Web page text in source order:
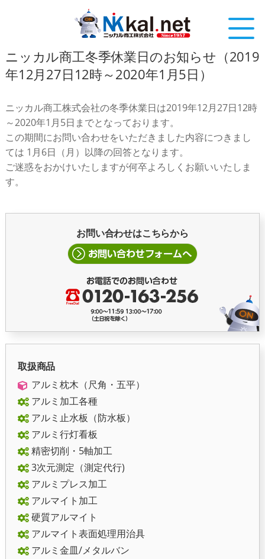
ニッカル商工冬季休業日のお知らせ（2019
年12月27日12時～2020年1月5日）
ニッカル商工株式会社の冬季休業日は2019年12月27日12時
～2020年1月5日までとなっております。
この期間にお問い合わせをいただきました内容につきまし
ては 1月6日（月）以降の回答となります。
ご迷惑をおかけいたしますが何卒よろしくお願いいたしま
す。
お問い合わせはこちらから
取扱商品
アルミ枕木（尺角・五平）
アルミ加工各種
アルミ止水板（防水板）
アルミ行灯看板
精密切削・5軸加工
3次元測定（測定代行)
アルミプレス加工
アルマイト加工
硬質アルマイト
アルマイト表面処理用治具
アルミ金皿/メタルバン